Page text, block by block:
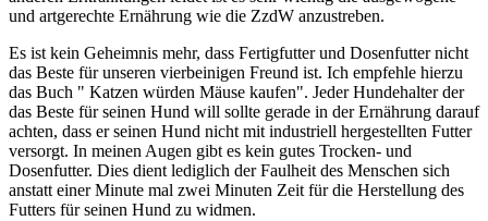
und artgerechte Ernährung wie die ZzdW anzustreben.
Es ist kein Geheimnis mehr, dass Fertigfutter und Dosenfutter nicht
das Beste für unseren vierbeinigen Freund ist. Ich empfehle hierzu
das Buch " Katzen würden Mäuse kaufen". Jeder Hundehalter der
das Beste für seinen Hund will sollte gerade in der Ernährung darauf
achten, dass er seinen Hund nicht mit industriell hergestellten Futter
versorgt. In meinen Augen gibt es kein gutes Trocken- und
Dosenfutter. Dies dient lediglich der Faulheit des Menschen sich
anstatt einer Minute mal zwei Minuten Zeit für die Herstellung des
Futters für seinen Hund zu widmen.